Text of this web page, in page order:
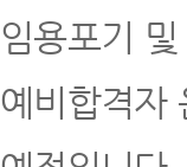
임용포기
예비합격자